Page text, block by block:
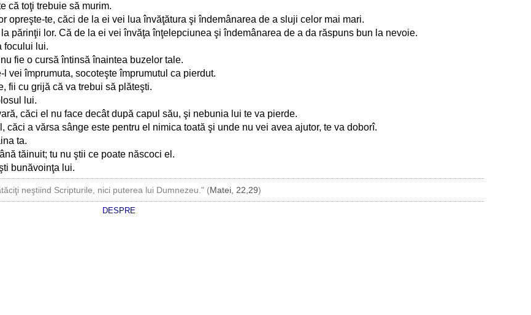
că toţi trebuie să murim.
opreşte-te, căci de la ei vei lua învăţătura şi îndemânarea de a sluji celor mai mari.
părinţii lor. Că de la ei vei învăţa înţelepciunea şi îndemânarea de a da răspuns bun la nevoie.
focului lui.
fie o cursă întinsă înaintea buzelor tale.
vei împrumuta, socoteşte împrumutul ca pierdut.
fii cu grijă că va trebui să plăteşti.
lui.
căci el nu face decât după capul său, şi nebunia lui te va pierde.
căci a vărsa sânge este pentru el nimica toată şi unde nu vei avea ajutor, te va doborî.
ta.
tăinuit; tu nu ştii ce poate născoci el.
bunăvoinţa lui.
neştiind Scripturile, nici puterea lui Dumnezeu." (Matei, 22,29)
DESPRE